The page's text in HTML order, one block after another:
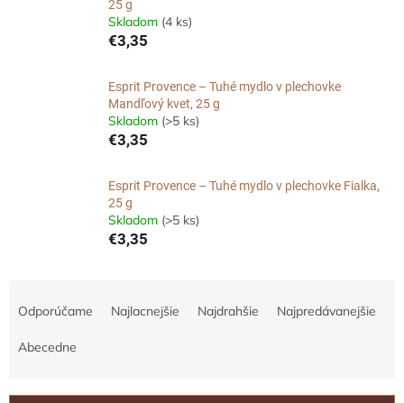
25 g
Skladom (4 ks)
€3,35
Esprit Provence – Tuhé mydlo v plechovke
Mandľový kvet, 25 g
Skladom (>5 ks)
€3,35
Esprit Provence – Tuhé mydlo v plechovke Fialka,
25 g
Skladom (>5 ks)
€3,35
Odporúčame Najlacnejšie Najdrahšie Najpredávanejšie
Abecedne